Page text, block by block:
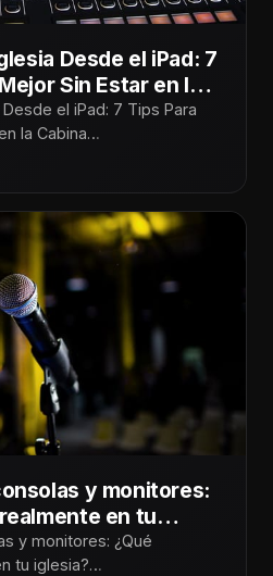
Desde el iPad: 7
Sin Estar en la
el iPad: 7 Tips Para
la Cabina
desde
y monitores:
en tu
y monitores: ¿Qué
tu iglesia?